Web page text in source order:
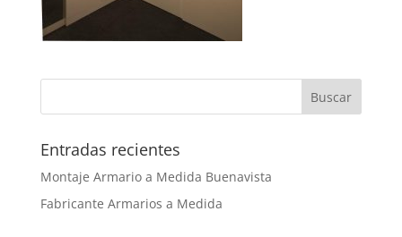
Entradas recientes
Montaje Armario a Medida Buenavista
Fabricante Armarios a Medida